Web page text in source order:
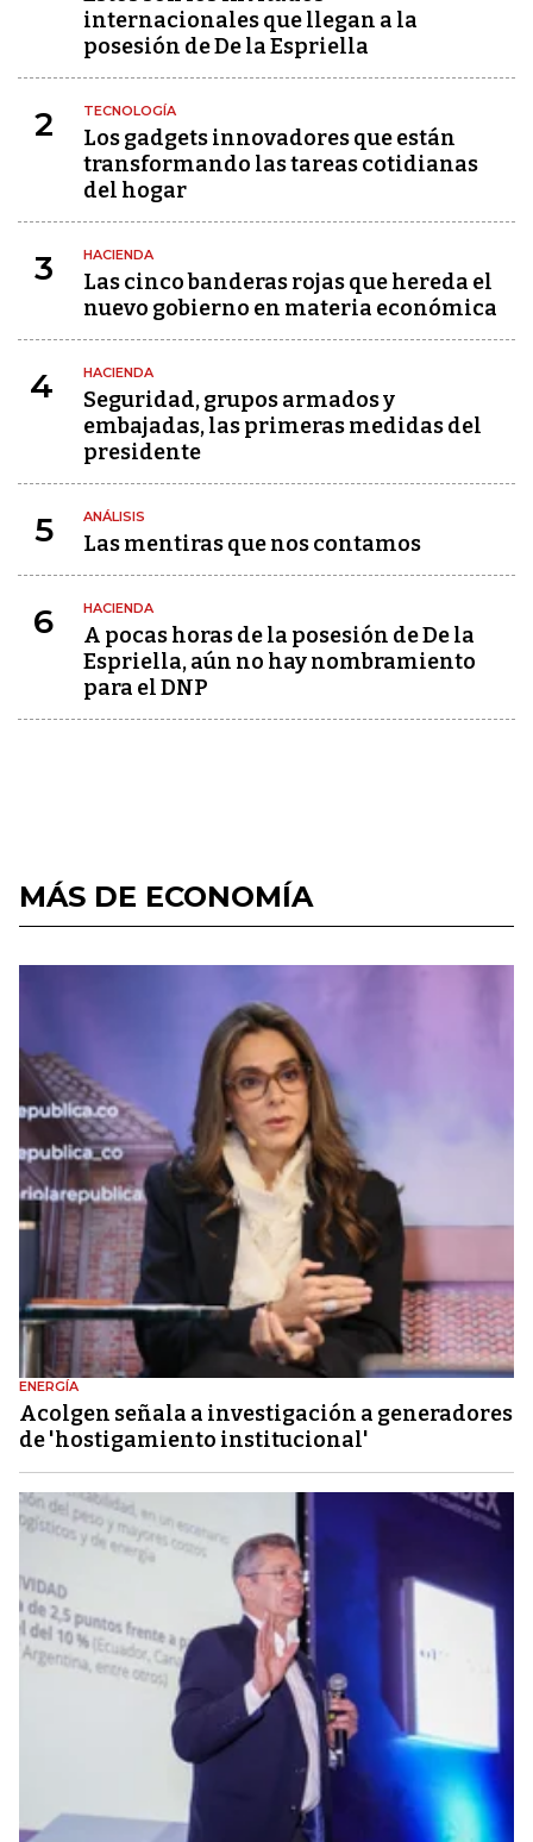
internacionales que llegan a la
posesión de De la Espriella
2 TECNOLOGÍA
Los gadgets innovadores que están
transformando las tareas cotidianas
del hogar
3 HACIENDA
Las cinco banderas rojas que hereda el
nuevo gobierno en materia económica
4 HACIENDA
Seguridad, grupos armados y
embajadas, las primeras medidas del
presidente
5 ANÁLISIS
Las mentiras que nos contamos
6 HACIENDA
A pocas horas de la posesión de De la
Espriella, aún no hay nombramiento
para el DNP
MÁS DE ECONOMÍA
ENERGÍA
Acolgen señala a investigación a generadores
de 'hostigamiento institucional'